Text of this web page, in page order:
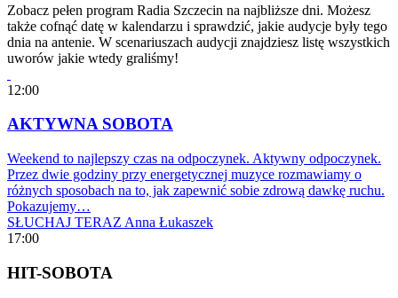
Zobacz pełen program Radia Szczecin na najbliższe dni. Możesz
także cofnąć datę w kalendarzu i sprawdzić, jakie audycje były tego
dnia na antenie. W scenariuszach audycji znajdziesz listę wszystkich
uworów jakie wtedy graliśmy!
12:00
AKTYWNA SOBOTA
Weekend to najlepszy czas na odpoczynek. Aktywny odpoczynek.
Przez dwie godziny przy energetycznej muzyce rozmawiamy o
różnych sposobach na to, jak zapewnić sobie zdrową dawkę ruchu.
Pokazujemy…
SŁUCHAJ TERAZ Anna Łukaszek
17:00
HIT-SOBOTA